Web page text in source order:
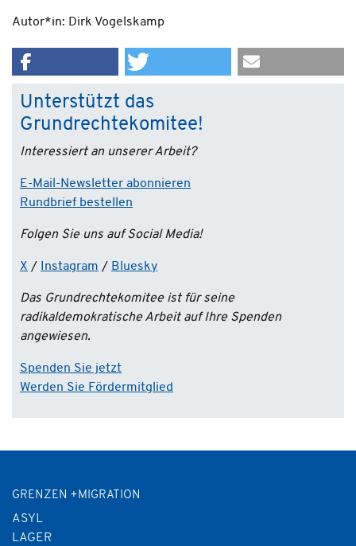
Autor*in: Dirk Vogelskamp
Unterstützt das
Grundrechtekomitee!
Interessiert an unserer Arbeit?
E-Mail-Newsletter abonnieren
Rundbrief bestellen
Folgen Sie uns auf Social Media!
X / Instagram / Bluesky
Das Grundrechtekomitee ist für seine
radikaldemokratische Arbeit auf Ihre Spenden
angewiesen.
Spenden Sie jetzt
Werden Sie Fördermitglied
GRENZEN +MIGRATION
ASYL
LAGER